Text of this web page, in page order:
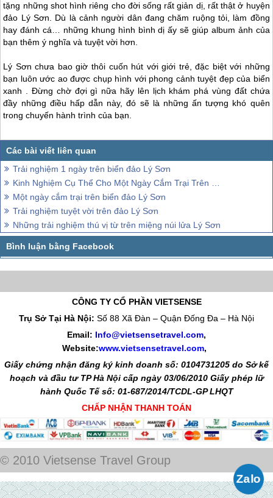
tặng những shot hình riêng cho đời sống rất giản dị, rất thật ở huyện
đảo Lý Sơn . Dù là cảnh người dân đang chăm ruộng tỏi, làm đồng
hay đánh cá… những khung hình bình dị ấy sẽ giúp album ảnh của
bạn thêm ý nghĩa và tuyệt vời hơn.
Lý Sơn chưa bao giờ thôi cuốn hút với giới trẻ, đặc biệt với những
bạn luôn ước ao được chụp hình với phong cảnh tuyệt đẹp của biển
xanh . Đừng chờ đợi gì nữa hãy lên lịch khám phá vùng đất chứa
đầy những điều hấp dẫn này, đó sẽ là những ấn tượng khó quên
trong chuyến hành trình của bạn.
Trải nghiệm 1 ngày trên biển đảo Lý Sơn
Kinh Nghiệm Cụ Thể Cho Một Ngày Cắm Trại Trên Đảo Bé Lý Sơn
Một ngày cắm trại trên biển đảo Lý Sơn
Trải nghiệm tuyệt vời trên đảo Lý Sơn
Những trải nghiệm thú vị từ trên miệng núi lửa Lý Sơn
CÔNG TY CỔ PHẦN VIETSENSE
Trụ Sở Tại Hà Nội: Số 88 Xã Đàn – Quận Đống Đa – Hà Nội
Email: Info@vietsensetravel.com,
Website:www.vietsensetravel.com,
Giấy chứng nhận đăng ký kinh doanh số: 0104731205 do Sở kế
hoạch và đầu tư TP Hà Nội cấp ngày 03/06/2010 Giấy phép lữ
hành Quốc Tế số: 01-687/2014/TCDL-GP LHQT
CHẤP NHẬN THANH TOÁN
© 2010 Vietsense Travel Group